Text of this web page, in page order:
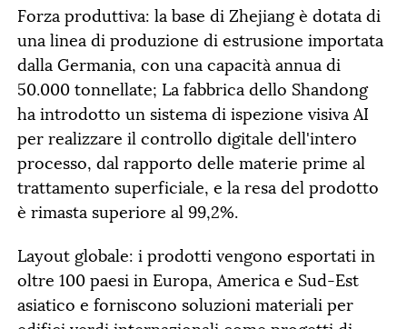
Forza produttiva: la base di Zhejiang è dotata di
una linea di produzione di estrusione importata
dalla Germania, con una capacità annua di
50.000 tonnellate; La fabbrica dello Shandong
ha introdotto un sistema di ispezione visiva AI
per realizzare il controllo digitale dell'intero
processo, dal rapporto delle materie prime al
trattamento superficiale, e la resa del prodotto
è rimasta superiore al 99,2%.
Layout globale: i prodotti vengono esportati in
oltre 100 paesi in Europa, America e Sud-Est
asiatico e forniscono soluzioni materiali per